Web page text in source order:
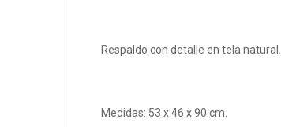
Respaldo con detalle en tela natural.
Medidas: 53 x 46 x 90 cm.